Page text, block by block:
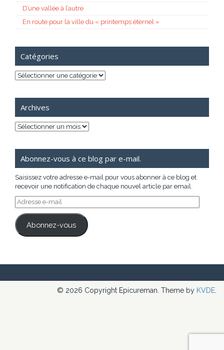
D’une vallée à l’autre
En route pour la ville du « printemps éternel »
Catégories
Catégories
Archives
Archives
Abonnez-vous à ce blog par e-mail.
Saisissez votre adresse e-mail pour vous abonner à ce blog et
recevoir une notification de chaque nouvel article par email.
Adresse
e-
mail
Abonnez-vous
© 2026 Copyright Epicureman. Theme by KVDE.